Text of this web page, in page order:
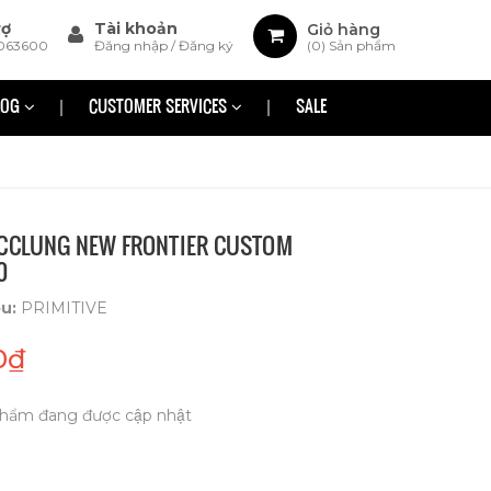
Giỏ hàng
(0) Sản phẩm
Tài khoản
Đăng nhập /Đăng ký
CUSTOMER SERVICES SALE
NEW FRONTIER CUSTOM
PRIMITIVE
đang được cập nhật